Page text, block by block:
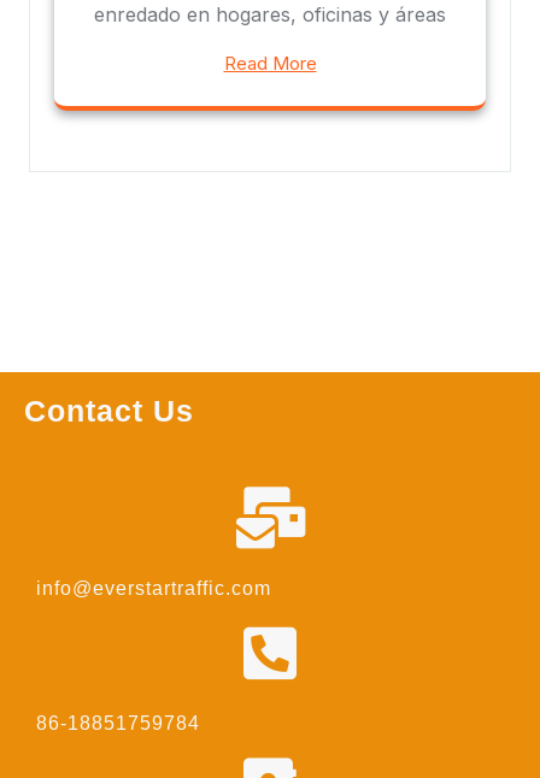
enredado en hogares, oficinas y áreas
Read More
Contact Us
info@everstartraffic.com
86-18851759784